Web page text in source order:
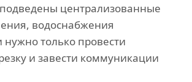
подведены централизованные
водоснабжения
только провести
и завести коммуникации